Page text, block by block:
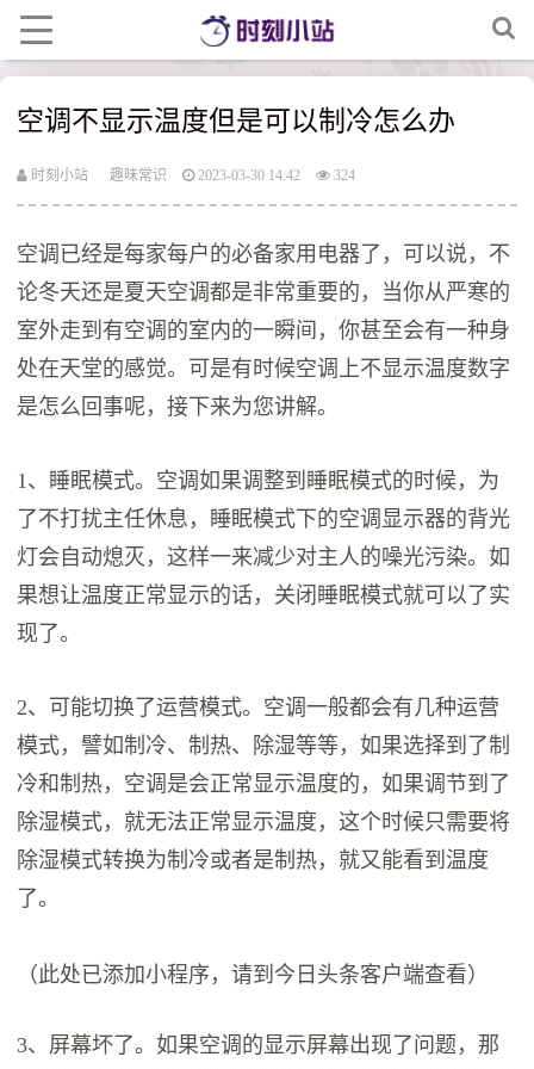
空调不显示温度但是可以制冷怎么办
时刻小站 趣味常识 2023-03-30 14:42 324
空调已经是每家每户的必备家用电器了，可以说，不
论冬天还是夏天空调都是非常重要的，当你从严寒的
室外走到有空调的室内的一瞬间，你甚至会有一种身
处在天堂的感觉。可是有时候空调上不显示温度数字
是怎么回事呢，接下来为您讲解。
1、睡眠模式。空调如果调整到睡眠模式的时候，为
了不打扰主任休息，睡眠模式下的空调显示器的背光
灯会自动熄灭，这样一来减少对主人的噪光污染。如
果想让温度正常显示的话，关闭睡眠模式就可以了实
现了。
2、可能切换了运营模式。空调一般都会有几种运营
模式，譬如制冷、制热、除湿等等，如果选择到了制
冷和制热，空调是会正常显示温度的，如果调节到了
除湿模式，就无法正常显示温度，这个时候只需要将
除湿模式转换为制冷或者是制热，就又能看到温度
了。
（此处已添加小程序，请到今日头条客户端查看）
3、屏幕坏了。如果空调的显示屏幕出现了问题，那